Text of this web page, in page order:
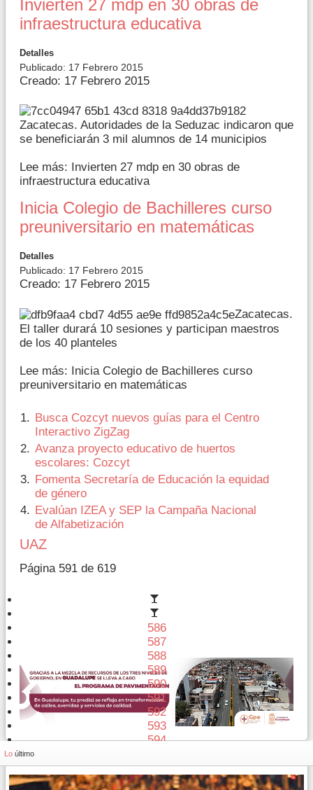
Invierten 27 mdp en 30 obras de
infraestructura educativa
Detalles
Publicado: 17 Febrero 2015
Creado: 17 Febrero 2015
Zacatecas. Autoridades de la Seduzac indicaron que
se beneficiarán 3 mil alumnos de 14 municipios
Lee más: Invierten 27 mdp en 30 obras de
infraestructura educativa
Inicia Colegio de Bachilleres curso
preuniversitario en matemáticas
Detalles
Publicado: 17 Febrero 2015
Creado: 17 Febrero 2015
Zacatecas.
El taller durará 10 sesiones y participan maestros
de los 40 planteles
Lee más: Inicia Colegio de Bachilleres curso
preuniversitario en matemáticas
Busca Cozcyt nuevos guías para el Centro
Interactivo ZigZag
Avanza proyecto educativo de huertos
escolares: Cozcyt
Fomenta Secretaría de Educación la equidad
de género
Evalúan IZEA y SEP la Campaña Nacional
de Alfabetización
UAZ
Página 591 de 619
586
587
588
589
590
591
592
593
594
Lo último